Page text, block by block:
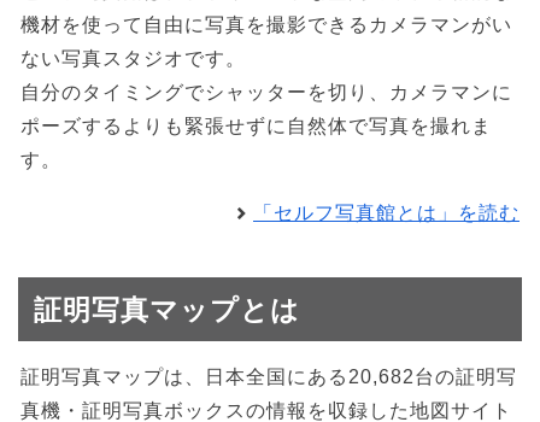
機材を使って自由に写真を撮影できるカメラマンがい
ない写真スタジオです。
自分のタイミングでシャッターを切り、カメラマンに
ポーズするよりも緊張せずに自然体で写真を撮れま
す。
「セルフ写真館とは」を読む
証明写真マップとは
証明写真マップは、日本全国にある20,682台の証明写
真機・証明写真ボックスの情報を収録した地図サイト